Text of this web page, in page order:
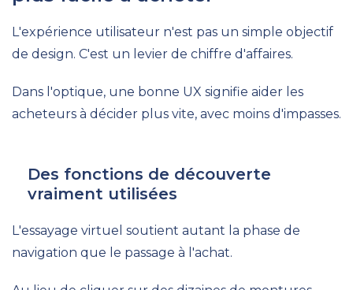
L'expérience utilisateur n'est pas un simple objectif
de design. C'est un levier de chiffre d'affaires.
Dans l'optique, une bonne UX signifie aider les
acheteurs à décider plus vite, avec moins d'impasses.
Des fonctions de découverte
vraiment utilisées
L'essayage virtuel soutient autant la phase de
navigation que le passage à l'achat.